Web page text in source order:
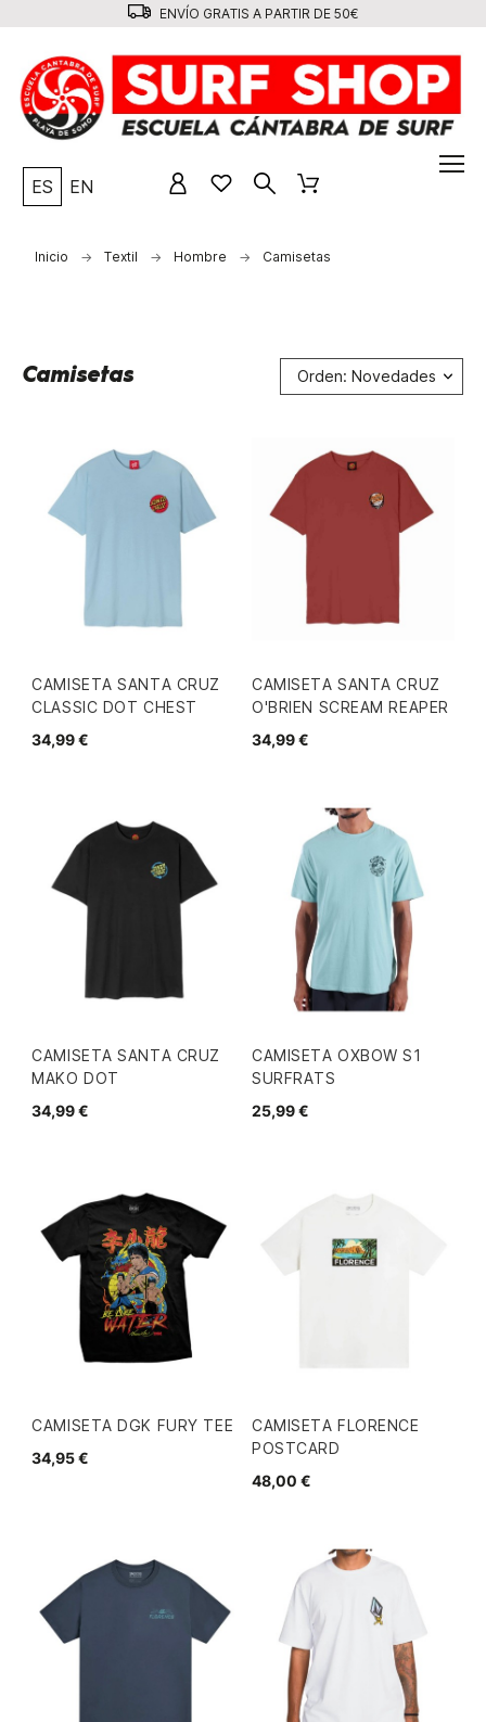
ENVÍO GRATIS A PARTIR DE 50€
ES EN
Inicio Textil Hombre Camisetas
Camisetas Orden: Novedades
CAMISETA SANTA CRUZ
CLASSIC DOT CHEST
34,99 €
CAMISETA SANTA CRUZ
O'BRIEN SCREAM REAPER
34,99 €
CAMISETA SANTA CRUZ
MAKO DOT
34,99 €
CAMISETA OXBOW S1
SURFRATS
25,99 €
CAMISETA DGK FURY TEE
34,95 €
CAMISETA FLORENCE
POSTCARD
48,00 €